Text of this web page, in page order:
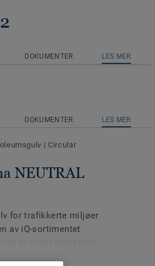
DOKUMENTER LES MER
DOKUMENTER LES MER
| Circular
NEUTRAL
for trafikkerte miljøer
av iQ-sortimentet